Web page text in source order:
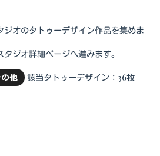
オのタトゥーデザイン作品を集めま
ジオ詳細ページへ進みます。
他
該当タトゥーデザイン：36枚